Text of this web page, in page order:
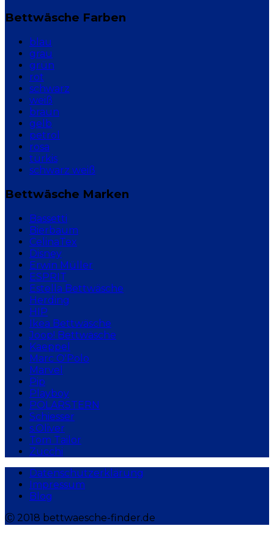
Bettwäsche Farben
blau
grau
grün
rot
schwarz
weiß
braun
gelb
petrol
rosa
türkis
schwarz weiß
Bettwäsche Marken
Bassetti
Bierbaum
CelinaTex
Disney
Erwin Müller
ESPRIT
Estella Bettwäsche
Herding
HIP
Ikea Bettwäsche
Joop! Bettwäsche
Kaeppel
Marc O'Polo
Marvel
Pip
Playboy
POLARSTERN
Schiesser
s.Oliver
Tom Tailor
Zucchi
Datenschutzerklärung
Impressum
Blog
Ⓒ 2018 bettwaesche-finder.de